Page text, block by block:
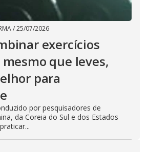
/25/07/2026
exercícios
que leves,
para
por pesquisadores de
da Coreia do Sul e dos Estados